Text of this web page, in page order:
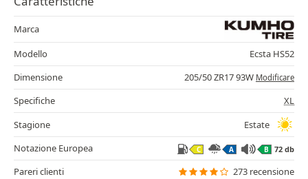
Marca
Modello
Ecsta HS52
Dimensione
205/50 ZR17 93W Modificare
Specifiche
XL
Stagione
Estate
Notazione Europea
C A B 72 db
Pareri clienti
273 recensione